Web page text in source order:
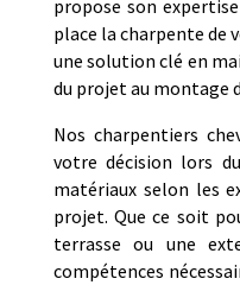
propose son
place la charpente de
une solution clé en
du projet au montage
Nos charpentiers
votre décision lors
matériaux selon les
projet. Que ce soit
terrasse ou une
compétences